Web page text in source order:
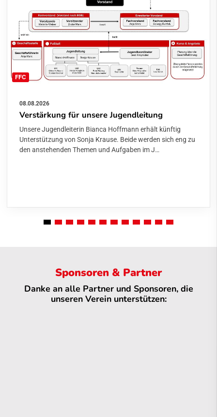
FFC
08.08.2026
Verstärkung für unsere Jugendleitung
Unsere Jugendleiterin Bianca Hoffmann erhält künftig
Unterstützung von Sonja Krause. Beide werden sich eng zu
den anstehenden Themen und Aufgaben im J…
Sponsoren & Partner
Danke an alle Partner und Sponsoren, die
unseren Verein unterstützen: